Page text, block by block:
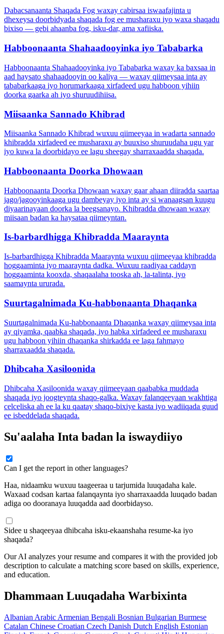
Dabacsanaanta Shaqada Fog waxay cabirsaa iswaafajinta u
dhexeysa doorbidyada shaqada fog ee musharaxu iyo waxa shaqadu
bixiso — gebi ahaanba fog, isku-dar, ama xafiiska.
Habboonaanta Shahaadooyinka iyo Tababarka
Habboonaanta Shahaadooyinka iyo Tababarka waxay ka baxsaa in
aad haysato shahaadooyin oo kaliya — waxay qiimeysaa inta ay
tababarkaaga iyo horumarkaaga xirfadeed ugu habboon yihiin
doorka gaarka ah iyo shuruudihiisa.
Miisaanka Sannado Khibrad
Miisaanka Sannado Khibrad wuxuu qiimeeyaa in wadarta sannado
khibradda xirfadeed ee musharaxu ay buuxiso shuruudaha ugu yar
iyo kuwa la doorbidayo ee lagu sheegay sharraxaadda shaqada.
Habboonaanta Doorka Dhowaan
Habboonaanta Doorka Dhowaan waxay gaar ahaan diiradda saartaa
jago/jagooyinkaaga ugu dambeyay iyo inta ay si wanaagsan kuugu
diyaarinayaan doorka la beegsanayo. Khibradda dhowaan waxay
miisaan badan ka haysataa qiimeyntan.
Is-barbardhigga Khibradda Maaraynta
Is-barbardhigga Khibradda Maaraynta wuxuu qiimeeyaa khibradda
hoggaaminta iyo maaraynta dadka. Wuxuu raadiyaa caddayn
hoggaaminta kooxda, shaqaalaha tooska ah, la-talinta, iyo
saamaynta ururada.
Suurtagalnimada Ku-habbonaanta Dhaqanka
Suurtagalnimada Ku-habbonaanta Dhaqanka waxay qiimeysaa inta
ay qiyamka, qaabka shaqada, iyo habka xirfadeed ee musharaxu
ugu habboon yihiin dhaqanka shirkadda ee laga fahmayo
sharraxaadda shaqada.
Dhibcaha Xasiloonida
Dhibcaha Xasiloonida waxay qiimeeyaan qaababka muddada
shaqada iyo joogteynta shaqo-galka. Waxay falanqeeyaan wakhtiga
celceliska ah ee la ku qaatay shaqo-bixiye kasta iyo wadiiqada guud
ee isbeddelada shaqada.
Su'aalaha Inta badan la iswaydiiyo
Can I get the report in other languages?
Haa, nidaamku wuxuu taageeraa u tarjumida luuqadaha kale.
Waxaad codsan kartaa falanqaynta iyo sharraxaadda luuqado badan
adiga oo dooranaya luuqadda aad doorbidayso.
Sidee u shaqeeyaa dhibcaha isku-ekaanshaha resume-ka iyo
shaqada?
Our AI analyzes your resume and compares it with the provided job
description to calculate a matching score based on skills, experience,
and education.
Dhammaan Luuqadaha Warbixinta
Albanian Arabic Armenian Bengali Bosnian Bulgarian Burmese
Catalan Chinese Croatian Czech Danish Dutch English Estonian